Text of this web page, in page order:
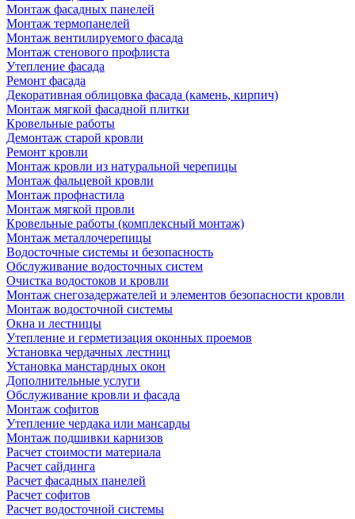
Монтаж фасадных панелей
Монтаж термопанелей
Монтаж вентилируемого фасада
Монтаж стенового профлиста
Утепление фасада
Ремонт фасада
Декоративная облицовка фасада (камень, кирпич)
Монтаж мягкой фасадной плитки
Кровельные работы
Демонтаж старой кровли
Ремонт кровли
Монтаж кровли из натуральной черепицы
Монтаж фальцевой кровли
Монтаж профнастила
Монтаж мягкой провли
Кровельные работы (комплексный монтаж)
Монтаж металлочерепицы
Водосточные системы и безопасность
Обслуживание водосточных систем
Очистка водостоков и кровли
Монтаж снегозадержателей и элементов безопасности кровли
Монтаж водосточной системы
Окна и лестницы
Утепление и герметизация оконных проемов
Установка чердачных лестниц
Установка манстардных окон
Дополнительные услуги
Обслуживание кровли и фасада
Монтаж софитов
Утепление чердака или мансарды
Монтаж подшивки карнизов
Расчет стоимости материала
Расчет сайдинга
Расчет фасадных панелей
Расчет софитов
Расчет водосточной системы